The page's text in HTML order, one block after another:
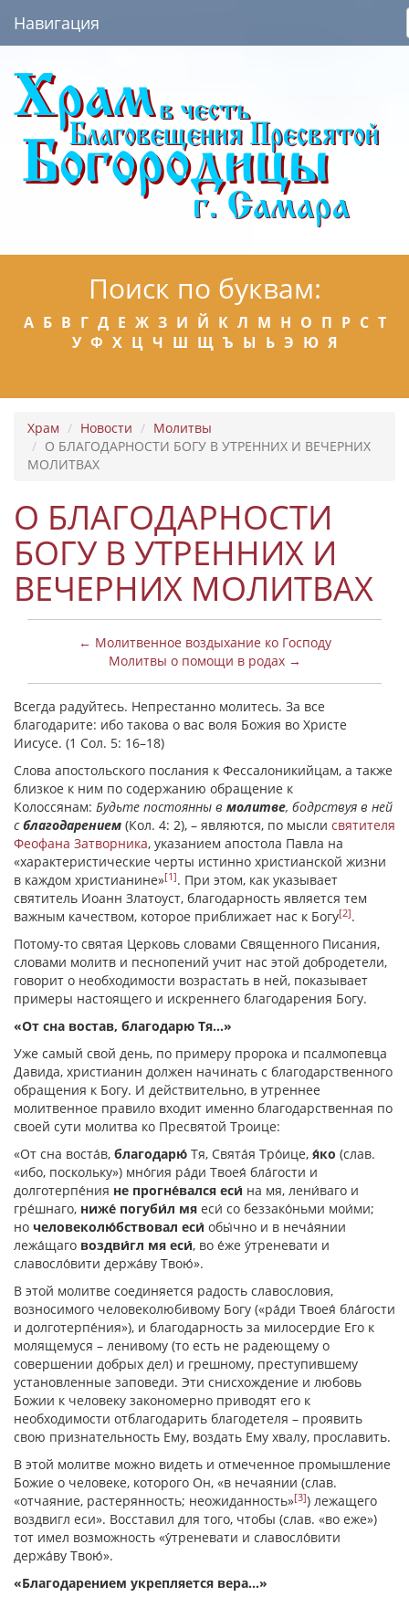
Навигация
Поиск по буквам:
А Б В Г Д Е Ж З И Й К Л М Н О П Р С Т
У Ф Х Ц Ч Ш Щ Ъ Ы Ь Э Ю Я
Храм Новости
Молитвы
О БЛАГОДАРНОСТИ БОГУ В УТРЕННИХ И ВЕЧЕРНИХ
МОЛИТВАХ
О БЛАГОДАРНОСТИ
БОГУ В УТРЕННИХ И
ВЕЧЕРНИХ МОЛИТВАХ
← Молитвенное воздыхание ко Господу
Молитвы о помощи в родах →
Всегда радуйтесь. Непрестанно молитесь. За все
благодарите: ибо такова о вас воля Божия во Христе
Иисусе. (1 Сол. 5: 16–18)
Слова апостольского послания к Фессалоникийцам, а также
близкое к ним по содержанию обращение к
Колоссянам: Будьте постоянны в молитве, бодрствуя в ней
сблагодарением (Кол. 4: 2), – являются, по мысли святителя
Феофана Затворника, указанием апостола Павла на
«характеристические черты истинно христианской жизни
в каждом христианине»[1]. При этом, как указывает
святитель Иоанн Златоуст, благодарность является тем
важным качеством, которое приближает нас к Богу[2].
Потому-то святая Церковь словами Священного Писания,
словами молитв и песнопений учит нас этой добродетели,
говорит о необходимости возрастать в ней, показывает
примеры настоящего и искреннего благодарения Богу.
«От сна востав, благодарю Тя…»
Уже самый свой день, по примеру пророка и псалмопевца
Давида, христианин должен начинать с благодарственного
обращения к Богу. И действительно, в утреннее
молитвенное правило входит именно благодарственная по
своей сути молитва ко Пресвятой Троице:
«От сна воста́в, благодарю́ Тя, Свята́я Тро́ице, я́ко (слав.
«ибо, поскольку») мно́гия ра́ди Твоея́ бла́гости и
долготерпе́ния не прогне́вался еси́ на мя, лени́ваго и
гре́шнаго, ниже́ погуби́л мя еси́ со беззако́ньми мои́ми;
но человеколю́бствовал еси́ обы́чно и в неча́янии
лежа́щаго воздви́гл мя еси́, во е́же у́треневати и
славосло́вити держа́ву Твою́».
В этой молитве соединяется радость славословия,
возносимого человеколюбивому Богу («ра́ди Твоея́ бла́гости
и долготерпе́ния»), и благодарность за милосердие Его к
молящемуся – ленивому (то есть не радеющему о
совершении добрых дел) и грешному, преступившему
установленные заповеди. Эти снисхождение и любовь
Божии к человеку закономерно приводят его к
необходимости отблагодарить благодетеля – проявить
свою признательность Ему, воздать Ему хвалу, прославить.
В этой молитве можно видеть и отмеченное промышление
Божие о человеке, которого Он, «в нечаянии (слав.
«отчаяние, растерянность; неожиданность»[3]) лежащего
воздвигл еси». Восставил для того, чтобы (слав. «во еже»)
тот имел возможность «у́треневати и славосло́вити
держа́ву Твою́».
«Благодарением укрепляется вера…»